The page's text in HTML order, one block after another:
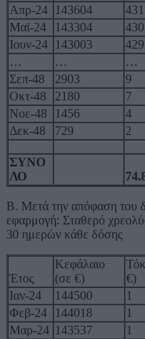
Απρ-24
143604 431
Μαϊ-24
143304 430
Ιουν-24
143003 429
…
… …
Σεπ-48
2903 9
Οκτ-48
2180 7
Νοε-48
1456 4
Δεκ-48
729 2
ΣΥΝΟ
ΛΟ
Β. Μετά την απόφαση του
εφαρμογή: Σταθερό
30 ημερών κάθε δόσης
Έτος
Κεφάλαιο
(σε €)
€)
Ιαν-24
144500 1
Φεβ-24
144018 1
Μαρ-24 143537 1